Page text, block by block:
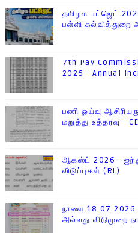
தமிழக பட்ஜெட்
பள்ளி கல்வித்துறை
7th Pay
2026 - Annual
பணி ஓய்வு
மறுத்து உத்தரவு -
ஆகஸ்ட் 2026 -
விடுப்புகள் (RL)
நாளை 18.07.2026
அல்லது விடுமுறை